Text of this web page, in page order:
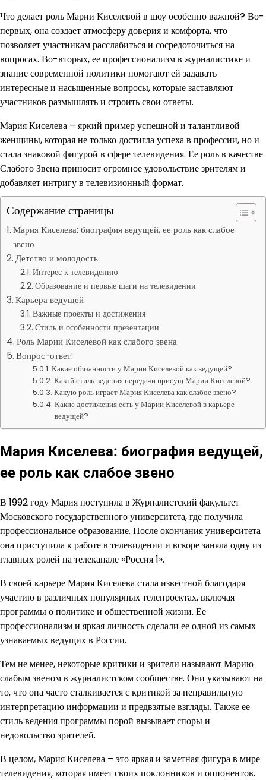
Что делает роль Марии Киселевой в шоу особенно важной? Во-
первых, она создает атмосферу доверия и комфорта, что
позволяет участникам расслабиться и сосредоточиться на
вопросах. Во-вторых, ее профессионализм в журналистике и
знание современной политики помогают ей задавать
интересные и насыщенные вопросы, которые заставляют
участников размышлять и строить свои ответы.
Мария Киселева – яркий пример успешной и талантливой
женщины, которая не только достигла успеха в профессии, но и
стала знаковой фигурой в сфере телевидения. Ее роль в качестве
Слабого Звена приносит огромное удовольствие зрителям и
добавляет интригу в телевизионный формат.
Содержание страницы
Мария Киселева: биография ведущей, ее роль как слабое
звено
Детство и молодость
Интерес к телевидению
Образование и первые шаги на телевидении
Карьера ведущей
Важные проекты и достижения
Стиль и особенности презентации
Роль Марии Киселевой как слабого звена
Вопрос-ответ:
Какие обязанности у Марии Киселевой как ведущей?
Какой стиль ведения передачи присущ Марии Киселевой?
Какую роль играет Мария Киселева как слабое звено?
Какие достижения есть у Марии Киселевой в карьере
ведущей?
Мария Киселева: биография ведущей,
ее роль как слабое звено
В 1992 году Мария поступила в Журналистский факультет
Московского государственного университета, где получила
профессиональное образование. После окончания университета
она приступила к работе в телевидении и вскоре заняла одну из
главных ролей на телеканале «Россия 1».
В своей карьере Мария Киселева стала известной благодаря
участию в различных популярных телепроектах, включая
программы о политике и общественной жизни. Ее
профессионализм и яркая личность сделали ее одной из самых
узнаваемых ведущих в России.
Тем не менее, некоторые критики и зрители называют Марию
слабым звеном в журналистском сообществе. Они указывают на
то, что она часто сталкивается с критикой за неправильную
интерпретацию информации и предвзятые взгляды. Также ее
стиль ведения программы порой вызывает споры и
недовольство зрителей.
В целом, Мария Киселева – это яркая и заметная фигура в мире
телевидения, которая имеет своих поклонников и оппонентов.